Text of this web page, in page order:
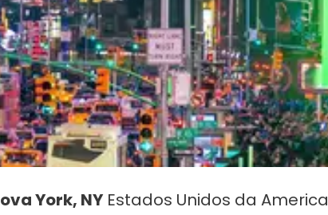
York, NYEstados Unidos da America